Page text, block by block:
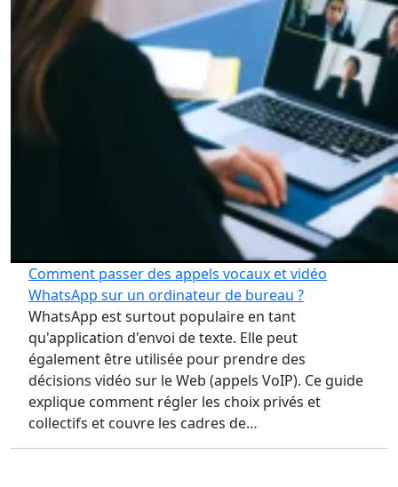
Comment passer des appels vocaux et vidéo
WhatsApp sur un ordinateur de bureau ?
WhatsApp est surtout populaire en tant
qu'application d'envoi de texte. Elle peut
également être utilisée pour prendre des
décisions vidéo sur le Web (appels VoIP). Ce guide
explique comment régler les choix privés et
collectifs et couvre les cadres de…